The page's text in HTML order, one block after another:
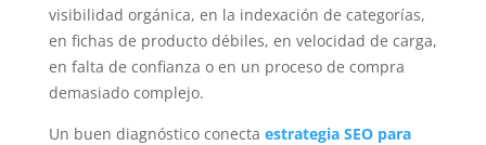
visibilidad orgánica, en la indexación de categorías,
en fichas de producto débiles, en velocidad de carga,
en falta de confianza o en un proceso de compra
demasiado complejo.
Un buen diagnóstico conecta estrategia SEO para